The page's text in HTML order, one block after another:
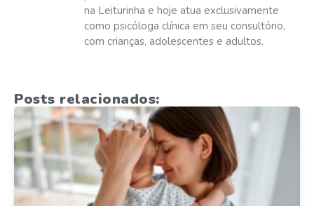
na Leiturinha e hoje atua exclusivamente
como psicóloga clínica em seu consultório,
com crianças, adolescentes e adultos.
Posts relacionados: